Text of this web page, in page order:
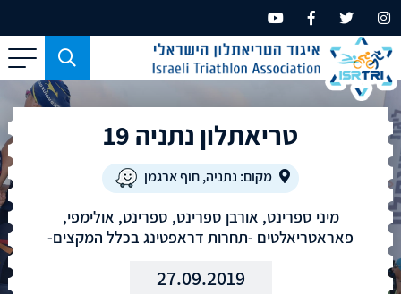
כפתור
משמש
עבור
טריאתלון נתניה 19
מקום: נתניה, חוף ארגמן
מיני ספרינט, אורבן ספרינט, ספרינט, אולימפי,
פאראטריאלטים -תחרות דראפטינג בכלל המקצים-
27.09.2019